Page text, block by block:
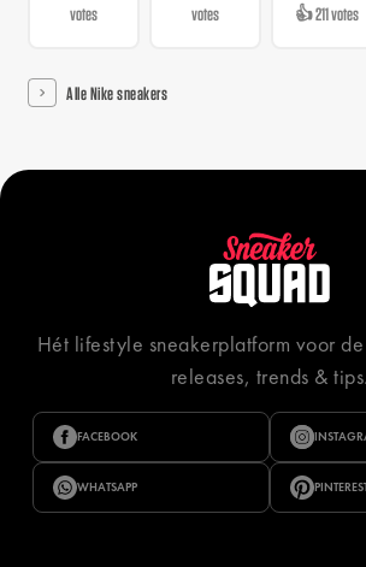
votes
votes
👍 211 votes
Alle Nike sneakers
Hét lifestyle sneakerplatform voor
releases, trends & tips.
FACEBOOK
WHATSAPP